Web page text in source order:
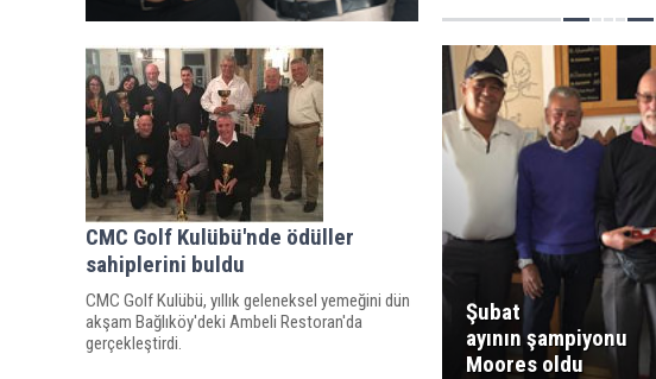
CMC Golf Kulübü'nde ödüller
sahiplerini buldu
CMC Golf Kulübü, yıllık geleneksel yemeğini dün
akşam Bağlıköy'deki Ambeli Restoran'da
gerçekleştirdi.
Şubat
ayının şampiyonu
Moores oldu